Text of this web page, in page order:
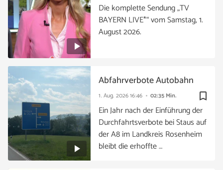
Die komplette Sendung „TV
BAYERN LIVE*“ vom Samstag, 1.
August 2026.
bookmark_border
1. Aug. 202616:46 02:35 Min.
Abfahrverbote Autobahn
Ein Jahr nach der Einführung der
Durchfahrtsverbote bei Staus auf
der A8 im Landkreis Rosenheim
bleibt die erhoffte …